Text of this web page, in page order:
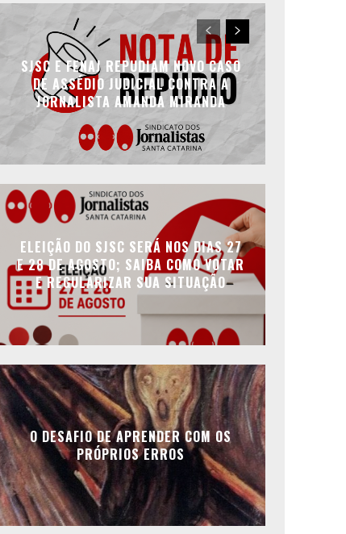
SJSC E FENAJ REPUDIAM NOVO CASO
DE ASSÉDIO JUDICIAL CONTRA A
JORNALISTA AMANDA MIRANDA
ELEIÇÃO DO SJSC SERÁ NOS DIAS 27
E 28 DE AGOSTO; SAIBA COMO VOTAR
E REGULARIZAR SUA SITUAÇÃO
O DESAFIO DE APRENDER COM OS
PRÓPRIOS ERROS